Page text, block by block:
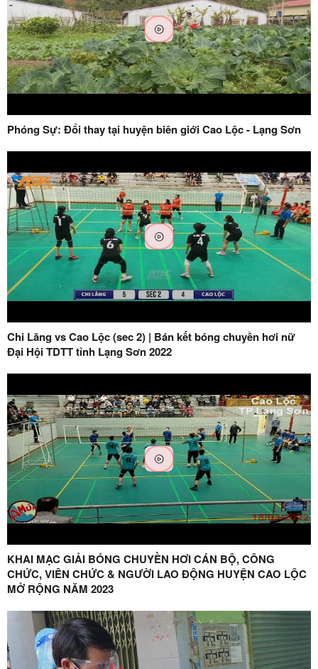
Phóng Sự: Đổi thay tại huyện biên giới Cao Lộc - Lạng Sơn
Chi Lăng vs Cao Lộc (sec 2) | Bán kết bóng chuyền hơi nữ
Đại Hội TDTT tỉnh Lạng Sơn 2022
KHAI MẠC GIẢI BÓNG CHUYỀN HƠI CÁN BỘ, CÔNG
CHỨC, VIÊN CHỨC & NGƯỜI LAO ĐỘNG HUYỆN CAO LỘC
MỞ RỘNG NĂM 2023